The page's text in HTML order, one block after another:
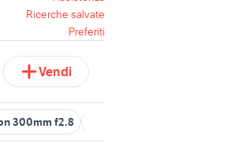
Ricerche salvate
Preferiti
Vendi
300mm f2.8